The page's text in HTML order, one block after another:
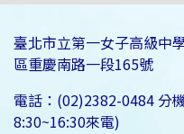
臺北市立第一女子高級
區重慶南路一段165號
電話：(02)2382-0484 分
8:30~16:30來電)